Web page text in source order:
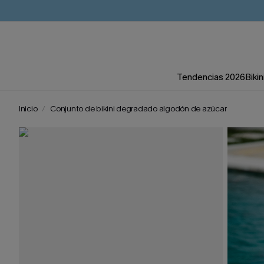
Tendencias 2026
Inicio Conjunto de bikini degradado algodón de azúcar